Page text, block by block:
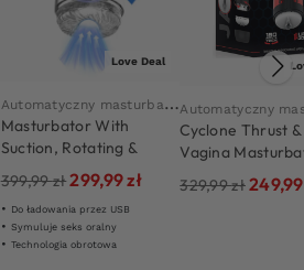
Love Deal
A
utomatyczny masturbator
Masturbator With
Suction, Rotating &
Thrusting Motion
399,99zł299,99zł
Do ładowania przez USB
Symuluje seks oralny
Technologia obrotowa
Cyclone Thrust
Vagina
329,99zł